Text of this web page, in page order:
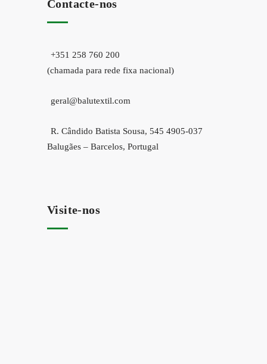
Contacte-nos
+351 258 760 200
(chamada para rede fixa nacional)
geral@balutextil.com
R. Cândido Batista Sousa, 545 4905-037
Balugães – Barcelos, Portugal
Visite-nos